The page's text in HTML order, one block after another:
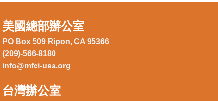
美國總部辦公室
PO Box 509 Ripon, CA 95366
(209)-566-8180
info@mfci-usa.org
台灣辦公室